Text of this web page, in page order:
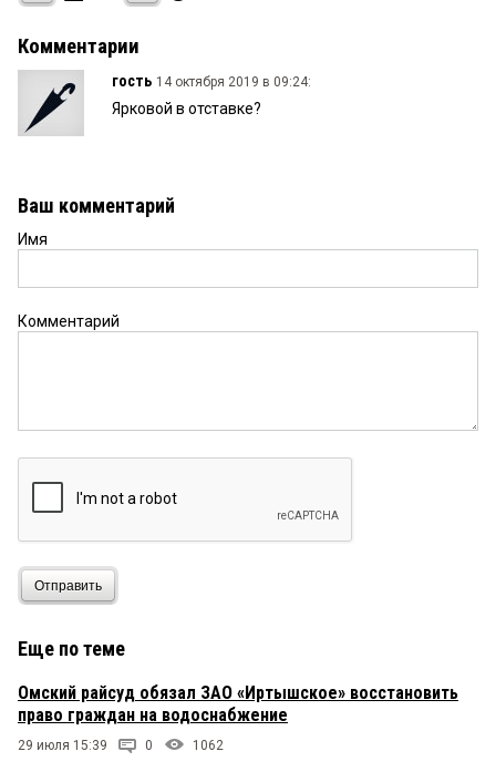
Комментарии
гость 14 октября 2019 в 09:24:
Ярковой в отставке?
Ваш комментарий
Имя
Комментарий
Отправить
Еще по теме
Омский райсуд обязал ЗАО «Иртышское» восстановить
право граждан на водоснабжение
29 июля 15:39 0 1062